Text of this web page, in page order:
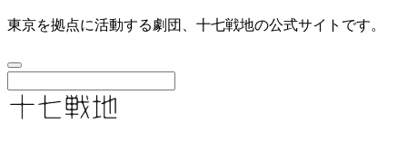
東京を拠点に活動する劇団、十七戦地の公式サイトです。